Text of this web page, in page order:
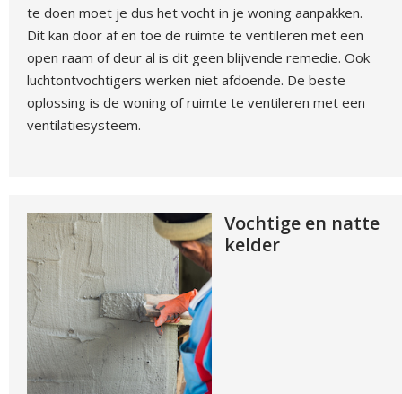
te doen moet je dus het vocht in je woning aanpakken.
Dit kan door af en toe de ruimte te ventileren met een
open raam of deur al is dit geen blijvende remedie. Ook
luchtontvochtigers werken niet afdoende. De beste
oplossing is de woning of ruimte te ventileren met een
ventilatiesysteem.
Vochtige en natte
kelder